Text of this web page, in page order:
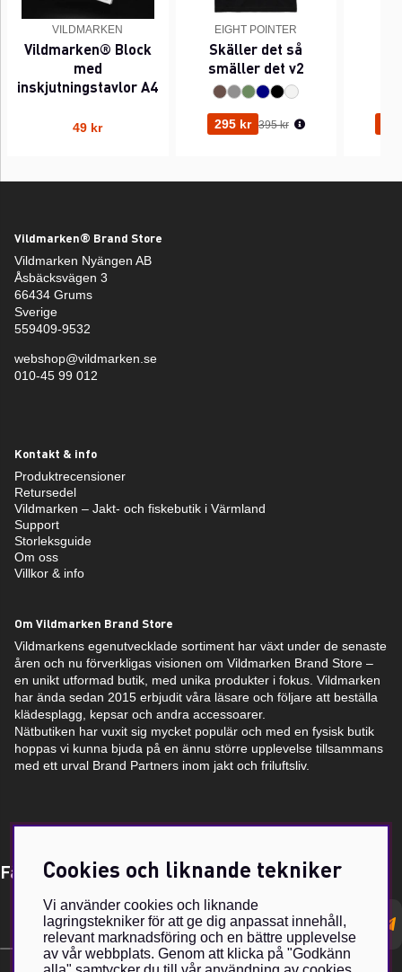
VILDMARKEN
Vildmarken® Block
med
inskjutningstavlor A4
49 kr
EIGHT POINTER
Skäller det så
smäller det v2
295 kr Ordinarie pris:
395 kr
Vildmarken® Brand Store
Vildmarken Nyängen AB
Åsbäcksvägen 3
66434 Grums
Sverige
559409-9532
webshop@vildmarken.se
010-45 99 012
Kontakt & info
Produktrecensioner
Retursedel
Vildmarken – Jakt- och fiskebutik i Värmland
Support
Storleksguide
Om oss
Villkor & info
Om Vildmarken Brand Store
Vildmarkens egenutvecklade sortiment har växt under de senaste
åren och nu förverkligas visionen om Vildmarken Brand Store –
en unikt utformad butik, med unika produkter i fokus. Vildmarken
har ända sedan 2015 erbjudit våra läsare och följare att beställa
klädesplagg, kepsar och andra accessoarer.
Nätbutiken har vuxit sig mycket populär och med en fysisk butik
hoppas vi kunna bjuda på en ännu större upplevelse tillsammans
med ett urval Brand Partners inom jakt och friluftsliv.
Få Magasin Vildmarken direkt till din e-post!*
postadress
Cookies och liknande tekniker
Vi använder cookies och liknande
lagringstekniker för att ge dig anpassat innehåll,
relevant marknadsföring och en bättre upplevelse
av vår webbplats. Genom att klicka på "Godkänn